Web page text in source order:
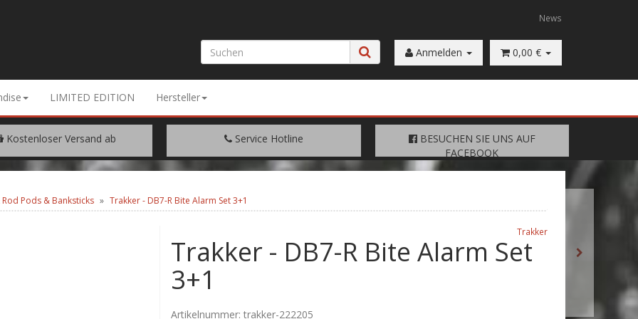
News
Anmelden 0,00 €
LIMITED EDITION Hersteller
Kostenloser Versand ab
WARENWERT VON € 200.- Service Hotline
+49 (0) 9429/948344
BESUCHEN SIE UNS AUF
FACEBOOK
BESUCHEN SIE UNS AUF
FACEBOOK
Pods & Banksticks Trakker - DB7-R Bite Alarm Set 3+1
Trakker
Trakker - DB7-R Bite Alarm Set
3+1
Artikelnummer: trakker-222205